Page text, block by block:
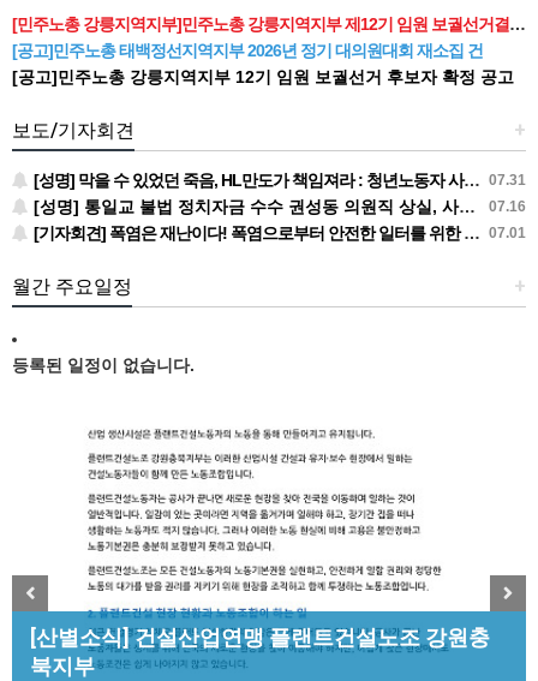
[민주노총 강릉지역지부]민주노총 강릉지역지부 제12기 임원 보궐선거결과 공고
[공고]민주노총 태백정선지역지부 2026년 정기 대의원대회 재소집 건
[공고]민주노총 강릉지역지부 12기 임원 보궐선거 후보자 확정 공고
+
보도/기자회견
07.31
[성명] 막을 수 있었던 죽음, HL만도가 책임져라 : 청년노동자 사망사고의 철저한 진상규명과 재발방지 대책 마련하라
07.16
[성명] 통일교 불법 정치자금 수수 권성동 의원직 상실, 사필귀정이다
07.01
[기자회견] 폭염은 재난이다! 폭염으로부터 안전한 일터를 위한 민주노총 강원지역본부 폭염감시단 선포 기자회견
+
월간 주요일정
등록된 일정이 없습니다.
[성명] 막을 수 있었던 죽음, HL만도가 책임져라 :
청년노동자 사망사고의 철저한 진상규…
[산별소식] 건설산업연맹 플랜트건설노조 강원충
북지부
[조합원☆인터뷰] 서비스연맹 전국학교비정규직노
동조합 강원지부 김유미 춘천지회장
[강릉,속초,원주,춘천] 폭염감시단 사업 이모저모
Previous